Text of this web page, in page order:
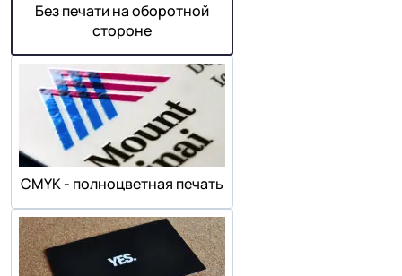
Без печати на оборотной
стороне
СMYK - полноцветная печать